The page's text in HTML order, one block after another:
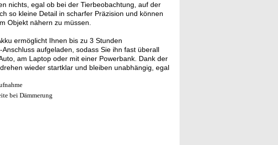
nichts, egal ob bei der Tierbeobachtung, auf der
so kleine Detail in scharfer Präzision und können
Objekt nähern zu müssen.
ermöglicht Ihnen bis zu 3 Stunden
aufgeladen, sodass Sie ihn fast überall
am Laptop oder mit einer Powerbank. Dank der
wieder startklar und bleiben unabhängig, egal
bei Dämmerung